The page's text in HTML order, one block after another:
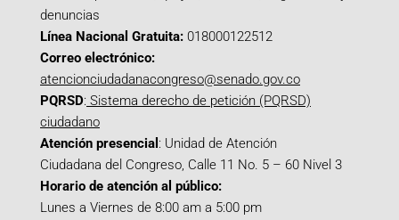
denuncias
Línea Nacional Gratuita: 018000122512
Correo electrónico:
atencionciudadanacongreso@senado.gov.co
PQRSD: Sistema derecho de petición (PQRSD)
ciudadano
Atención presencial : Unidad de Atención
Ciudadana del Congreso, Calle 11 No. 5 – 60 Nivel 3
Horario de atención al público:
Lunes a Viernes de 8:00 am a 5:00 pm